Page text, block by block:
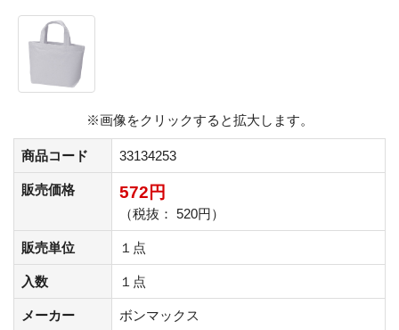
※画像をクリックすると拡大します。
商品コード 33134253
販売価格 572円
（税抜： 520円）
販売単位 １点
入数 １点
メーカー ボンマックス